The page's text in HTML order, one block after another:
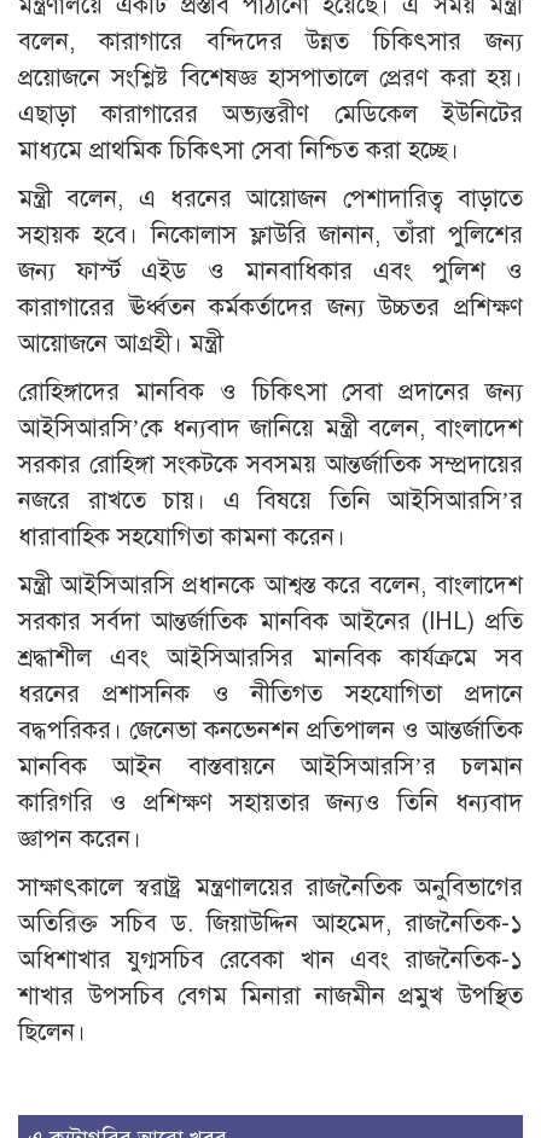
বলেন, কারাগারে বন্দিদের উন্নত চিকিৎসার জন্য
প্রয়োজনে সংশ্লিষ্ট বিশেষজ্ঞ হাসপাতালে প্রেরণ করা হয়।
এছাড়া কারাগারের অভ্যন্তরীণ মেডিকেল ইউনিটের
মাধ্যমে প্রাথমিক চিকিৎসা সেবা নিশ্চিত করা হচ্ছে।
মন্ত্রী বলেন, এ ধরনের আয়োজন পেশাদারিত্ব বাড়াতে
সহায়ক হবে। নিকোলাস ফ্লাউরি জানান, তাঁরা পুলিশের
জন্য ফার্স্ট এইড ও মানবাধিকার এবং পুলিশ ও
কারাগারের ঊর্ধ্বতন কর্মকর্তাদের জন্য উচ্চতর প্রশিক্ষণ
আয়োজনে আগ্রহী। মন্ত্রী
রোহিঙ্গাদের মানবিক ও চিকিৎসা সেবা প্রদানের জন্য
আইসিআরসি’কে ধন্যবাদ জানিয়ে মন্ত্রী বলেন, বাংলাদেশ
সরকার রোহিঙ্গা সংকটকে সবসময় আন্তর্জাতিক সম্প্রদায়ের
নজরে রাখতে চায়। এ বিষয়ে তিনি আইসিআরসি’র
ধারাবাহিক সহযোগিতা কামনা করেন।
মন্ত্রী আইসিআরসি প্রধানকে আশ্বস্ত করে বলেন, বাংলাদেশ
সরকার সর্বদা আন্তর্জাতিক মানবিক আইনের (IHL) প্রতি
শ্রদ্ধাশীল এবং আইসিআরসির মানবিক কার্যক্রমে সব
ধরনের প্রশাসনিক ও নীতিগত সহযোগিতা প্রদানে
বদ্ধপরিকর। জেনেভা কনভেনশন প্রতিপালন ও আন্তর্জাতিক
মানবিক আইন বাস্তবায়নে আইসিআরসি’র চলমান
কারিগরি ও প্রশিক্ষণ সহায়তার জন্যও তিনি ধন্যবাদ
জ্ঞাপন করেন।
সাক্ষাৎকালে স্বরাষ্ট্র মন্ত্রণালয়ের রাজনৈতিক অনুবিভাগের
অতিরিক্ত সচিব ড. জিয়াউদ্দিন আহমেদ, রাজনৈতিক-১
অধিশাখার যুগ্মসচিব রেবেকা খান এবং রাজনৈতিক-১
শাখার উপসচিব বেগম মিনারা নাজমীন প্রমুখ উপস্থিত
ছিলেন।